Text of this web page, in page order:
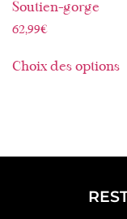
Soutien-gorge
62,99€
Choix des options